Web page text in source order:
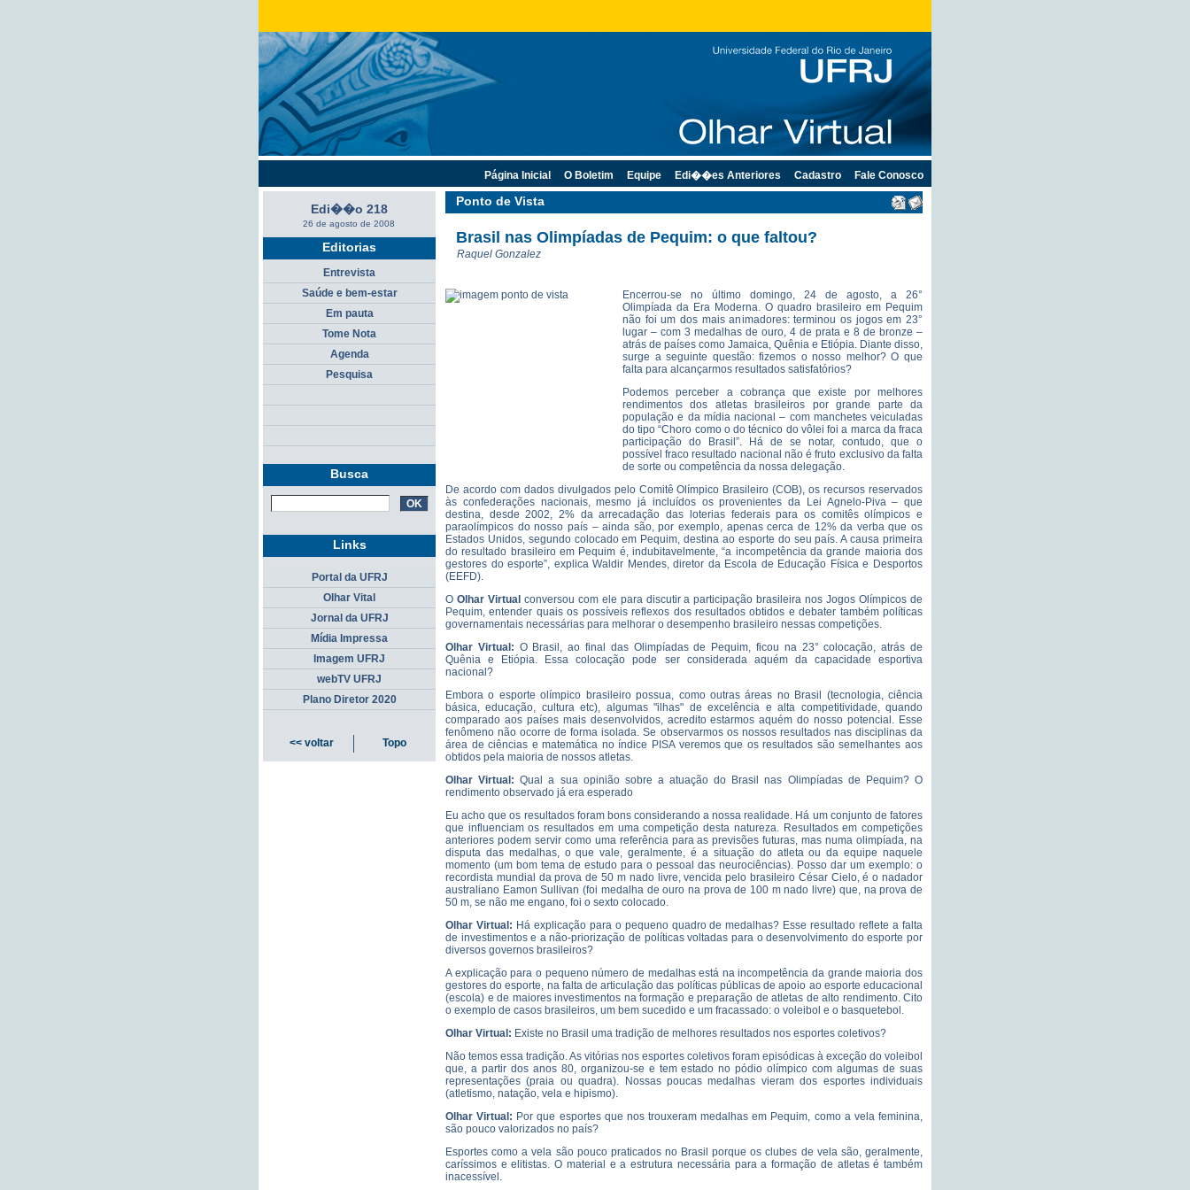
Ponto de Vista
Brasil nas Olimpíadas de Pequim: o que faltou?
Raquel Gonzalez
Encerrou-se no último domingo, 24 de agosto, a 26°
Olimpíada da Era Moderna. O quadro brasileiro em Pequim
não foi um dos mais animadores: terminou os jogos em 23°
lugar – com 3 medalhas de ouro, 4 de prata e 8 de bronze –
atrás de países como Jamaica, Quênia e Etiópia. Diante disso,
surge a seguinte questão: fizemos o nosso melhor? O que
falta para alcançarmos resultados satisfatórios?
Podemos perceber a cobrança que existe por melhores
rendimentos dos atletas brasileiros por grande parte da
população e da mídia nacional – com manchetes veiculadas
do tipo “Choro como o do técnico do vôlei foi a marca da fraca
participação do Brasil”. Há de se notar, contudo, que o
possível fraco resultado nacional não é fruto exclusivo da falta
de sorte ou competência da nossa delegação.
De acordo com dados divulgados pelo Comitê Olímpico Brasileiro (COB), os recursos reservados
às confederações nacionais, mesmo já incluídos os provenientes da Lei Agnelo-Piva – que
destina, desde 2002, 2% da arrecadação das loterias federais para os comitês olímpicos e
paraolímpicos do nosso país – ainda são, por exemplo, apenas cerca de 12% da verba que os
Estados Unidos, segundo colocado em Pequim, destina ao esporte do seu país. A causa primeira
do resultado brasileiro em Pequim é, indubitavelmente, “a incompetência da grande maioria dos
gestores do esporte”, explica Waldir Mendes, diretor da Escola de Educação Física e Desportos
(EEFD).
O Olhar Virtual conversou com ele para discutir a participação brasileira nos Jogos Olímpicos de
Pequim, entender quais os possíveis reflexos dos resultados obtidos e debater também políticas
governamentais necessárias para melhorar o desempenho brasileiro nessas competições.
Olhar Virtual: O Brasil, ao final das Olimpíadas de Pequim, ficou na 23° colocação, atrás de
Quênia e Etiópia. Essa colocação pode ser considerada aquém da capacidade esportiva
nacional?
Embora o esporte olímpico brasileiro possua, como outras áreas no Brasil (tecnologia, ciência
básica, educação, cultura etc), algumas "ilhas" de excelência e alta competitividade, quando
comparado aos países mais desenvolvidos, acredito estarmos aquém do nosso potencial. Esse
fenômeno não ocorre de forma isolada. Se observarmos os nossos resultados nas disciplinas da
área de ciências e matemática no índice PISA veremos que os resultados são semelhantes aos
obtidos pela maioria de nossos atletas.
Olhar Virtual: Qual a sua opinião sobre a atuação do Brasil nas Olimpíadas de Pequim? O
rendimento observado já era esperado
Eu acho que os resultados foram bons considerando a nossa realidade. Há um conjunto de fatores
que influenciam os resultados em uma competição desta natureza. Resultados em competições
anteriores podem servir como uma referência para as previsões futuras, mas numa olimpíada, na
disputa das medalhas, o que vale, geralmente, é a situação do atleta ou da equipe naquele
momento (um bom tema de estudo para o pessoal das neurociências). Posso dar um exemplo: o
recordista mundial da prova de 50 m nado livre, vencida pelo brasileiro César Cielo, é o nadador
australiano Eamon Sullivan (foi medalha de ouro na prova de 100 m nado livre) que, na prova de
50 m, se não me engano, foi o sexto colocado.
Olhar Virtual: Há explicação para o pequeno quadro de medalhas? Esse resultado reflete a falta
de investimentos e a não-priorização de políticas voltadas para o desenvolvimento do esporte por
diversos governos brasileiros?
A explicação para o pequeno número de medalhas está na incompetência da grande maioria dos
gestores do esporte, na falta de articulação das políticas públicas de apoio ao esporte educacional
(escola) e de maiores investimentos na formação e preparação de atletas de alto rendimento. Cito
o exemplo de casos brasileiros, um bem sucedido e um fracassado: o voleibol e o basquetebol.
Olhar Virtual: Existe no Brasil uma tradição de melhores resultados nos esportes coletivos?
Não temos essa tradição. As vitórias nos esportes coletivos foram episódicas à exceção do voleibol
que, a partir dos anos 80, organizou-se e tem estado no pódio olímpico com algumas de suas
representações (praia ou quadra). Nossas poucas medalhas vieram dos esportes individuais
(atletismo, natação, vela e hipismo).
Olhar Virtual: Por que esportes que nos trouxeram medalhas em Pequim, como a vela feminina,
são pouco valorizados no país?
Esportes como a vela são pouco praticados no Brasil porque os clubes de vela são, geralmente,
caríssimos e elitistas. O material e a estrutura necessária para a formação de atletas é também
inacessível.
Edi��o 218
26 de agosto de 2008
Editorias
Entrevista
Saúde e bem-estar
Em pauta
Tome Nota
Agenda
Pesquisa
Busca
Página Inicial O Boletim Equipe Edi��es Anteriores Cadastro Fale Conosco
Links
Portal da UFRJ
Olhar Vital
Jornal da UFRJ
Mídia Impressa
Imagem UFRJ
webTV UFRJ
Plano Diretor 2020
<< voltar Topo